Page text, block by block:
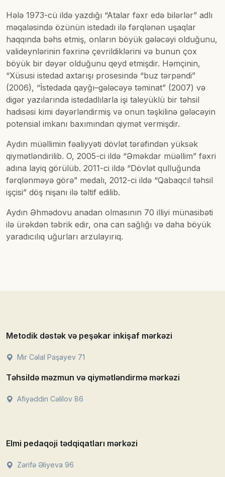
Hələ 1973-cü ildə yazdığı “Atalar fəxr edə bilərlər” adlı
məqaləsində özünün istedadı ilə fərqlənən uşaqlar
haqqında bəhs etmiş, onların böyük gələcəyi olduğunu,
valideynlərinin fəxrinə çevrildiklərini və bunun çox
böyük bir dəyər olduğunu qeyd etmişdir. Həmçinin,
“Xüsusi istedad axtarışı prosesində “buz tərpəndi”
(2006), “İstedada qayğı–gələcəyə təminat” (2007) və
digər yazılarında istedadlılarla işi taleyüklü bir təhsil
hadisəsi kimi dəyərləndirmiş və onun təşkilinə gələcəyin
potensial imkanı baxımından qiymət vermişdir.
Aydın müəllimin fəaliyyəti dövlət tərəfindən yüksək
qiymətləndirilib. O, 2005-ci ildə “Əməkdar müəllim” fəxri
adına layiq görülüb. 2011-ci ildə “Dövlət qulluğunda
fərqlənməyə görə” medalı, 2012-ci ildə “Qabaqcıl təhsil
işçisi” döş nişanı ilə təltif edilib.
Aydın Əhmədovu anadan olmasının 70 illiyi münasibəti
ilə ürəkdən təbrik edir, ona can sağlığı və daha böyük
yaradıcılıq uğurları arzulayırıq.
Metodik dəstək və peşəkar inkişaf mərkəzi
Mir Cəlal Paşayev 71
Təhsildə məzmun və qiymətləndirmə mərkəzi
Afiyəddin Cəlilov 86
Elmi pedaqoji tədqiqatları mərkəzi
Zərifə Əliyeva 96